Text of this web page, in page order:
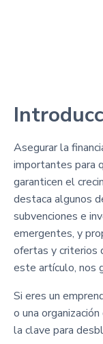
Asegurar la
importantes para
garanticen el
destaca algunos
subvenciones e
emergentes, y
ofertas y criterios
este artículo, nos
Si eres un
o una
la clave para